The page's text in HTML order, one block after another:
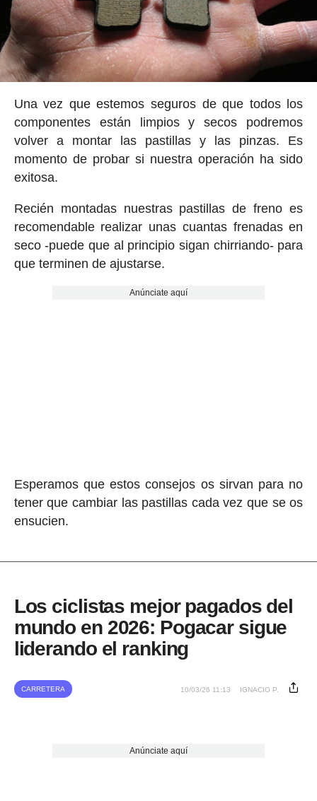
Una vez que estemos seguros de que todos los
componentes están limpios y secos podremos
volver a montar las pastillas y las pinzas. Es
momento de probar si nuestra operación ha sido
exitosa.
Recién montadas nuestras pastillas de freno es
recomendable realizar unas cuantas frenadas en
seco -puede que al principio sigan chirriando- para
que terminen de ajustarse.
Anúnciate aquí
Esperamos que estos consejos os sirvan para no
tener que cambiar las pastillas cada vez que se os
ensucien.
Los ciclistas mejor pagados del
mundo en 2026: Pogacar sigue
liderando el ranking
CARRETERA 10/03/26 11:13 IGNACIO P.
Anúnciate aquí